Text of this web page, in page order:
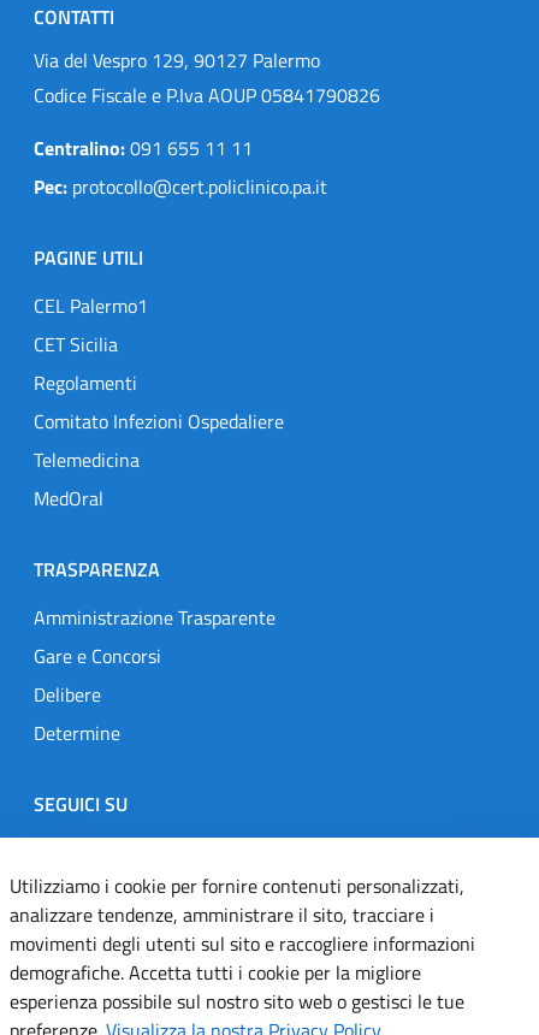
CONTATTI
Via del Vespro 129, 90127 Palermo
Codice Fiscale e P.Iva AOUP 05841790826
Centralino:091 655 11 11
Pec: protocollo@cert.policlinico.pa.it
PAGINE UTILI
CEL Palermo1
CET Sicilia
Regolamenti
Comitato Infezioni Ospedaliere
Telemedicina
MedOral
TRASPARENZA
Amministrazione Trasparente
Gare e Concorsi
Delibere
Determine
SEGUICI SU
Designers Italia
TwitterInstagramYoutubeLinkedin
Dichiarazione di accessibilità
Informativa cookie
Utilizziamo i cookie per fornire contenuti personalizzati,
analizzare tendenze, amministrare il sito, tracciare i
movimenti degli utenti sul sito e raccogliere informazioni
demografiche. Accetta tutti i cookie per la migliore
esperienza possibile sul nostro sito web o gestisci le tue